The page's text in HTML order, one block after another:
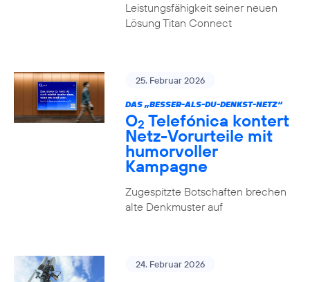
Leistungsfähigkeit seiner neuen
Lösung Titan Connect
25. Februar 2026
DAS „BESSER-ALS-DU-DENKST-NETZ“
O2 Telefónica kontert
Netz-Vorurteile mit
humorvoller
Kampagne
Zugespitzte Botschaften brechen
alte Denkmuster auf
24. Februar 2026